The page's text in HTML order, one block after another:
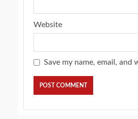
Website
Save my name, email,